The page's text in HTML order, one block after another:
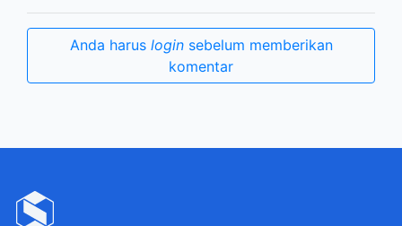
Anda harus loginsebelum memberikan
komentar